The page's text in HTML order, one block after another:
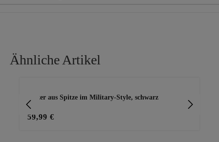
Ähnliche Artikel
Blazer aus Spitze im Military-Style, schwarz
59,99 €